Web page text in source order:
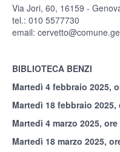
Via Jori, 60, 16159 -
tel.: 010 5577730
email:
BIBLIOTECA BENZI
Martedì 4 febbraio 2025,
Martedì 18 febbraio 2025,
Martedì 4 marzo 2025, ore
Martedì 18 marzo 2025,